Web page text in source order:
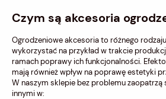
Czym są akcesoria
Ogrodzeniowe akcesoria to różnego
wykorzystać na przykład w trakcie
ramach poprawy ich funkcjonalności.
mają również wpływ na poprawę estetyki
W naszym sklepie bez problemu zaopatrzą
innymi w: